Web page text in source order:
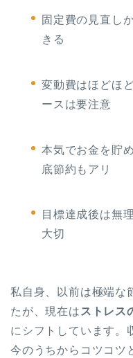
固定費の見直し
きる
変動費はほどほ
ースは要注意
本気でお金を貯
底節約もアリ
目標達成後は無
大切
私自身、以前は極端な
たが、現在は ストレス
にシフトしています。
今のうちからコツコツ